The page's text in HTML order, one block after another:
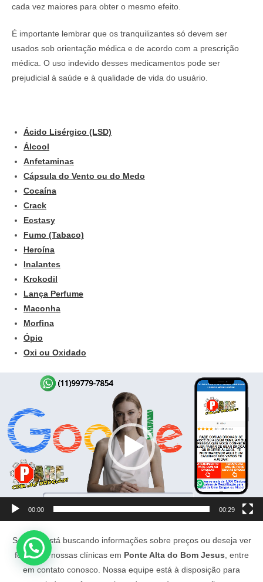
cada vez maiores para obter o mesmo efeito.
É importante lembrar que os tranquilizantes só devem ser
usados sob orientação médica e de acordo com a prescrição
médica. O uso indevido desses medicamentos pode ser
prejudicial à saúde e à qualidade de vida do usuário.
Ácido Lisérgico (LSD)
Álcool
Anfetaminas
Cápsula do Vento ou do Medo
Cocaína
Crack
Ecstasy
Fumo (Tabaco)
Heroína
Inalantes
Krokodil
Lança Perfume
Maconha
Morfina
Ópio
Oxi ou Oxidado
00:00 00:29
Se você está buscando informações sobre preços ou deseja ver
fotos das nossas clínicas em Ponte Alta do Bom Jesus , entre
em contato conosco. Nossa equipe está à disposição para